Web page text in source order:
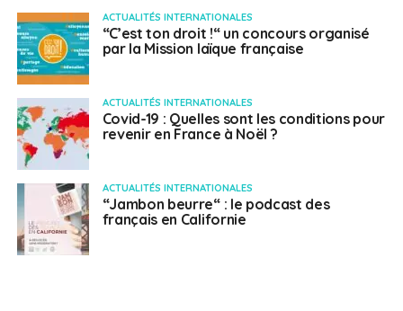
ACTUALITÉS INTERNATIONALES
“C’est ton droit !“ un concours organisé
par la Mission laïque française
ACTUALITÉS INTERNATIONALES
Covid-19 : Quelles sont les conditions pour
revenir en France à Noël ?
ACTUALITÉS INTERNATIONALES
“Jambon beurre“ : le podcast des
français en Californie